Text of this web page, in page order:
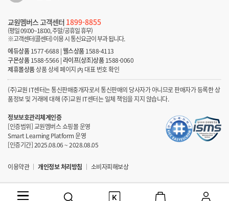
교원멤버스 고객센터 1899-8855
(평일 09:00~18:00, 주말/공휴일 휴무)
※고객센터(콜센터) 이용 시 통신요금이 부과 됩니다.
에듀상품 1577-6688 |웰스상품1588-4113
구몬상품 1588-5566 | 라이프(상조)상품 1588-0060
제휴몰상품상품 상세 페이지 內 대표 번호 확인
(주)교원 IT센터는 통신판매중개자로서 통신판매의 당사자가 아니므로 판매자가 등록한 상
품정보 및 거래에 대해 (주)교원 IT센터는 일체 책임을 지지 않습니다.
정보보호관리체계인증
[인증범위] 교원멤버스 쇼핑몰 운영
Smart Learning Platform 운영
[인증기간] 2025.08.06 ~ 2028.08.05
이용약관 개인정보 처리방침 소비자피해보상